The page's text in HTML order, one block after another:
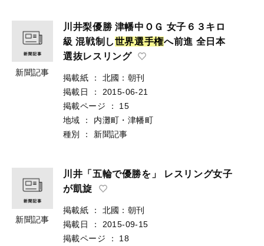
新聞記事
川井梨優勝 津幡中ＯＧ 女子６３キロ
級 混戦制し世界選手権へ前進 全日本
選抜レスリング
掲載紙 ：
北國：朝刊
掲載日
：
2015-06-21
掲載ページ
：
15
地域
：
内灘町・津幡町
種別
： 新聞記事
新聞記事
川井「五輪で優勝を」 レスリング女子
が凱旋
掲載紙 ：
北國：朝刊
掲載日
：
2015-09-15
掲載ページ
：
18